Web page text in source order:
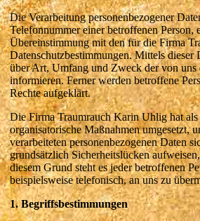
Die Verarbeitung personenbezogener
Telefonnummer einer betroffenen
Übereinstimmung mit den für die Firma
Datenschutzbestimmungen. Mittels
über Art, Umfang und Zweck der von uns
informieren. Ferner werden betroffene
Rechte aufgeklärt.
Die Firma Traumrauch Karin Uhlig hat
organisatorische Maßnahmen umgesetzt,
verarbeiteten personenbezogenen Daten
grundsätzlich Sicherheitslücken
diesem Grund steht es jeder betroffenen
beispielsweise telefonisch, an uns zu
1. Begriffsbestimmungen